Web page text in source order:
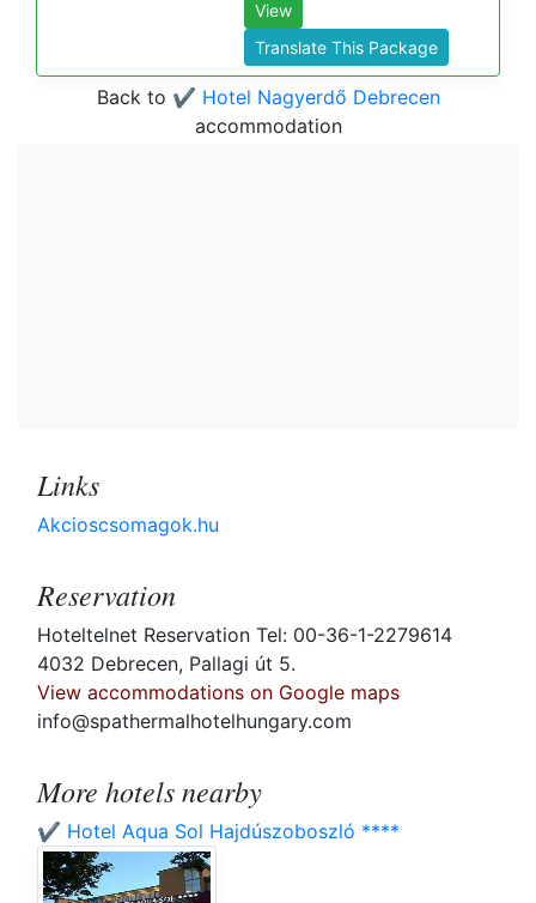
View
Translate This Package
Back to ✔️ Hotel Nagyerdő Debrecen
accommodation
Links
Akcioscsomagok.hu
Reservation
Hoteltelnet Reservation Tel: 00-36-1-2279614
4032 Debrecen, Pallagi út 5.
View accommodations on Google maps
info@spathermalhotelhungary.com
More hotels nearby
✔️ Hotel Aqua Sol Hajdúszoboszló ****